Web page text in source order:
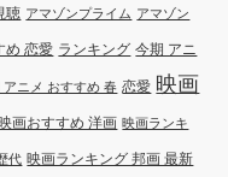
聴 アマゾンプライム アマゾン
め 恋愛 ランキング 今期 アニ
アニメ おすすめ 春 恋愛 映画
画おすすめ 洋画 映画ランキ
代 映画ランキング 邦画 最新